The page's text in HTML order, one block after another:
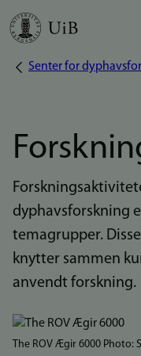
Hopp
hovedinnhold
Senter for
dyphavsforskning
temagrupper.
knytter sammen
anvendt forskning.
Bilde
The ROV Ægir 6000 Photo: